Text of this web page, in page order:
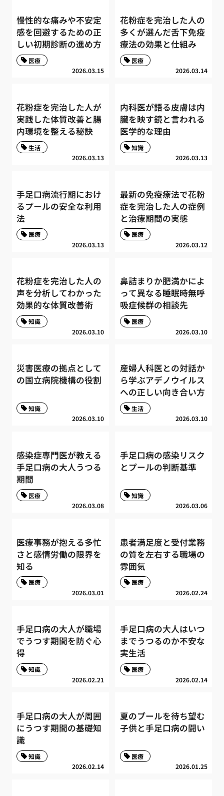
慢性的な痛みや不安定
感を回避するための正
しい初期診断の進め方
2026.03.15
医療
花粉症を完治した人の
多くが選んだ舌下免疫
療法の効果と仕組み
2026.03.14
医療
花粉症を完治した人が
実践した体質改善と腸
内環境を整える秘訣
2026.03.13
生活
内科医が語る皮膚は内
臓を映す鏡と言われる
医学的な理由
2026.03.13
知識
手足口病流行期におけ
るプールの安全な利用
法
2026.03.13
医療
最新の免疫療法で花粉
症を完治した人の症例
と治療期間の実態
2026.03.12
医療
花粉症を完治した人の
声を分析してわかった
効果的な体質改善術
2026.03.10
知識
鼻詰まりか肥満かによ
って異なる睡眠時無呼
吸症候群の相談先
2026.03.10
医療
災害医療の拠点として
の国立病院機構の役割
2026.03.10
知識
産婦人科医との対話か
ら学ぶアデノウイルス
への正しい向き合い方
2026.03.10
生活
感染症専門医が教える
手足口病の大人うつる
期間
2026.03.08
医療
手足口病の感染リスク
とプールの判断基準
2026.03.06
知識
医療事務が抱える多忙
さと感情労働の限界を
知る
2026.03.01
医療
患者満足度と受付業務
の質を左右する職場の
雰囲気
2026.02.24
医療
手足口病の大人が職場
でうつす期間を防ぐ心
得
2026.02.21
知識
手足口病の大人はいつ
までうつるのか不安な
実生活
2026.02.14
医療
手足口病の大人が周囲
にうつす期間の基礎知
識
2026.02.14
知識
夏のプールを待ち望む
子供と手足口病の闘い
2026.01.25
医療